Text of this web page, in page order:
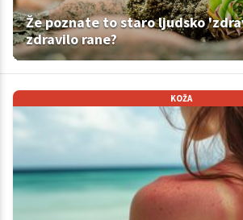
Že poznate to staro ljudsko
zdravilo rane?
KOŽA